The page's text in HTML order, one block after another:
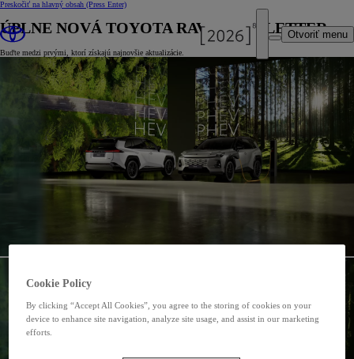
Preskočiť na hlavný obsah (Press Enter)
Otvoriť menu
ÚPLNE NOVÁ TOYOTA RAV4 NEWSLETTER
Buďte medzi prvými, ktorí získajú najnovšie aktualizácie.
Cookie Policy
By clicking “Accept All Cookies”, you agree to the storing of cookies on your
device to enhance site navigation, analyze site usage, and assist in our marketing
efforts.